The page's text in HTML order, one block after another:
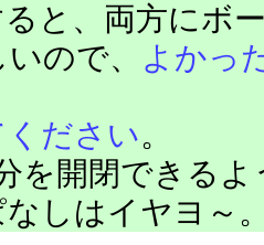
と、両方にボ
ので、
よかっ
ださい。
を開閉できる
しはイヤヨ～